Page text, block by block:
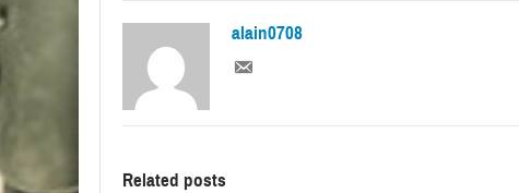
alain0708
Related posts